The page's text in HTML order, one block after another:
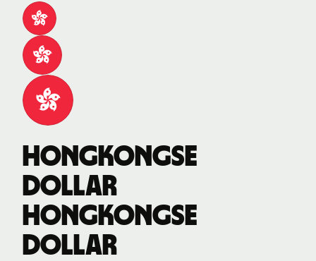
Hongkongse
dollar
Hongkongse
dollar